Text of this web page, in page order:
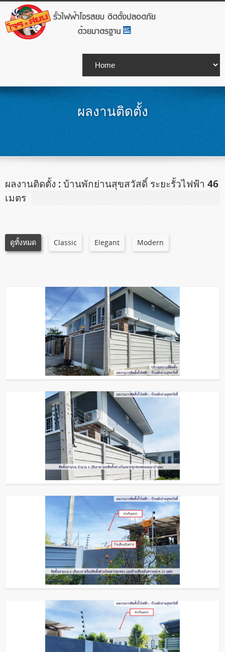
ผลงานติดตั้ง
ผลงานติดตั้ง : บ้านพักย่านสุขสวัสดิ์ ระยะรั้วไฟฟ้า 46
เมตร
ดูทั้งหมด Classic Elegant Modern